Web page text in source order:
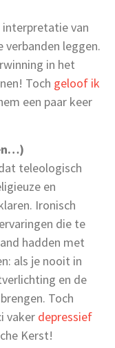
interpretatie van
verbanden leggen.
in het
Toch geloof ik
een paar keer
teleologisch
en
Ironisch
die te
hadden met
als je nooit in
en de
Toch
vaker depressief
Kerst!